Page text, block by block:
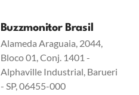
Buzzmonitor Brasil
Alameda Araguaia, 2044,
Bloco 01, Conj. 1401 -
Alphaville Industrial, Barueri
- SP, 06455-000